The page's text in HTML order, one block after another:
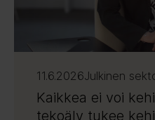
11.6.2026Julkinen
Kaikkea ei voi
tekoäly tukee